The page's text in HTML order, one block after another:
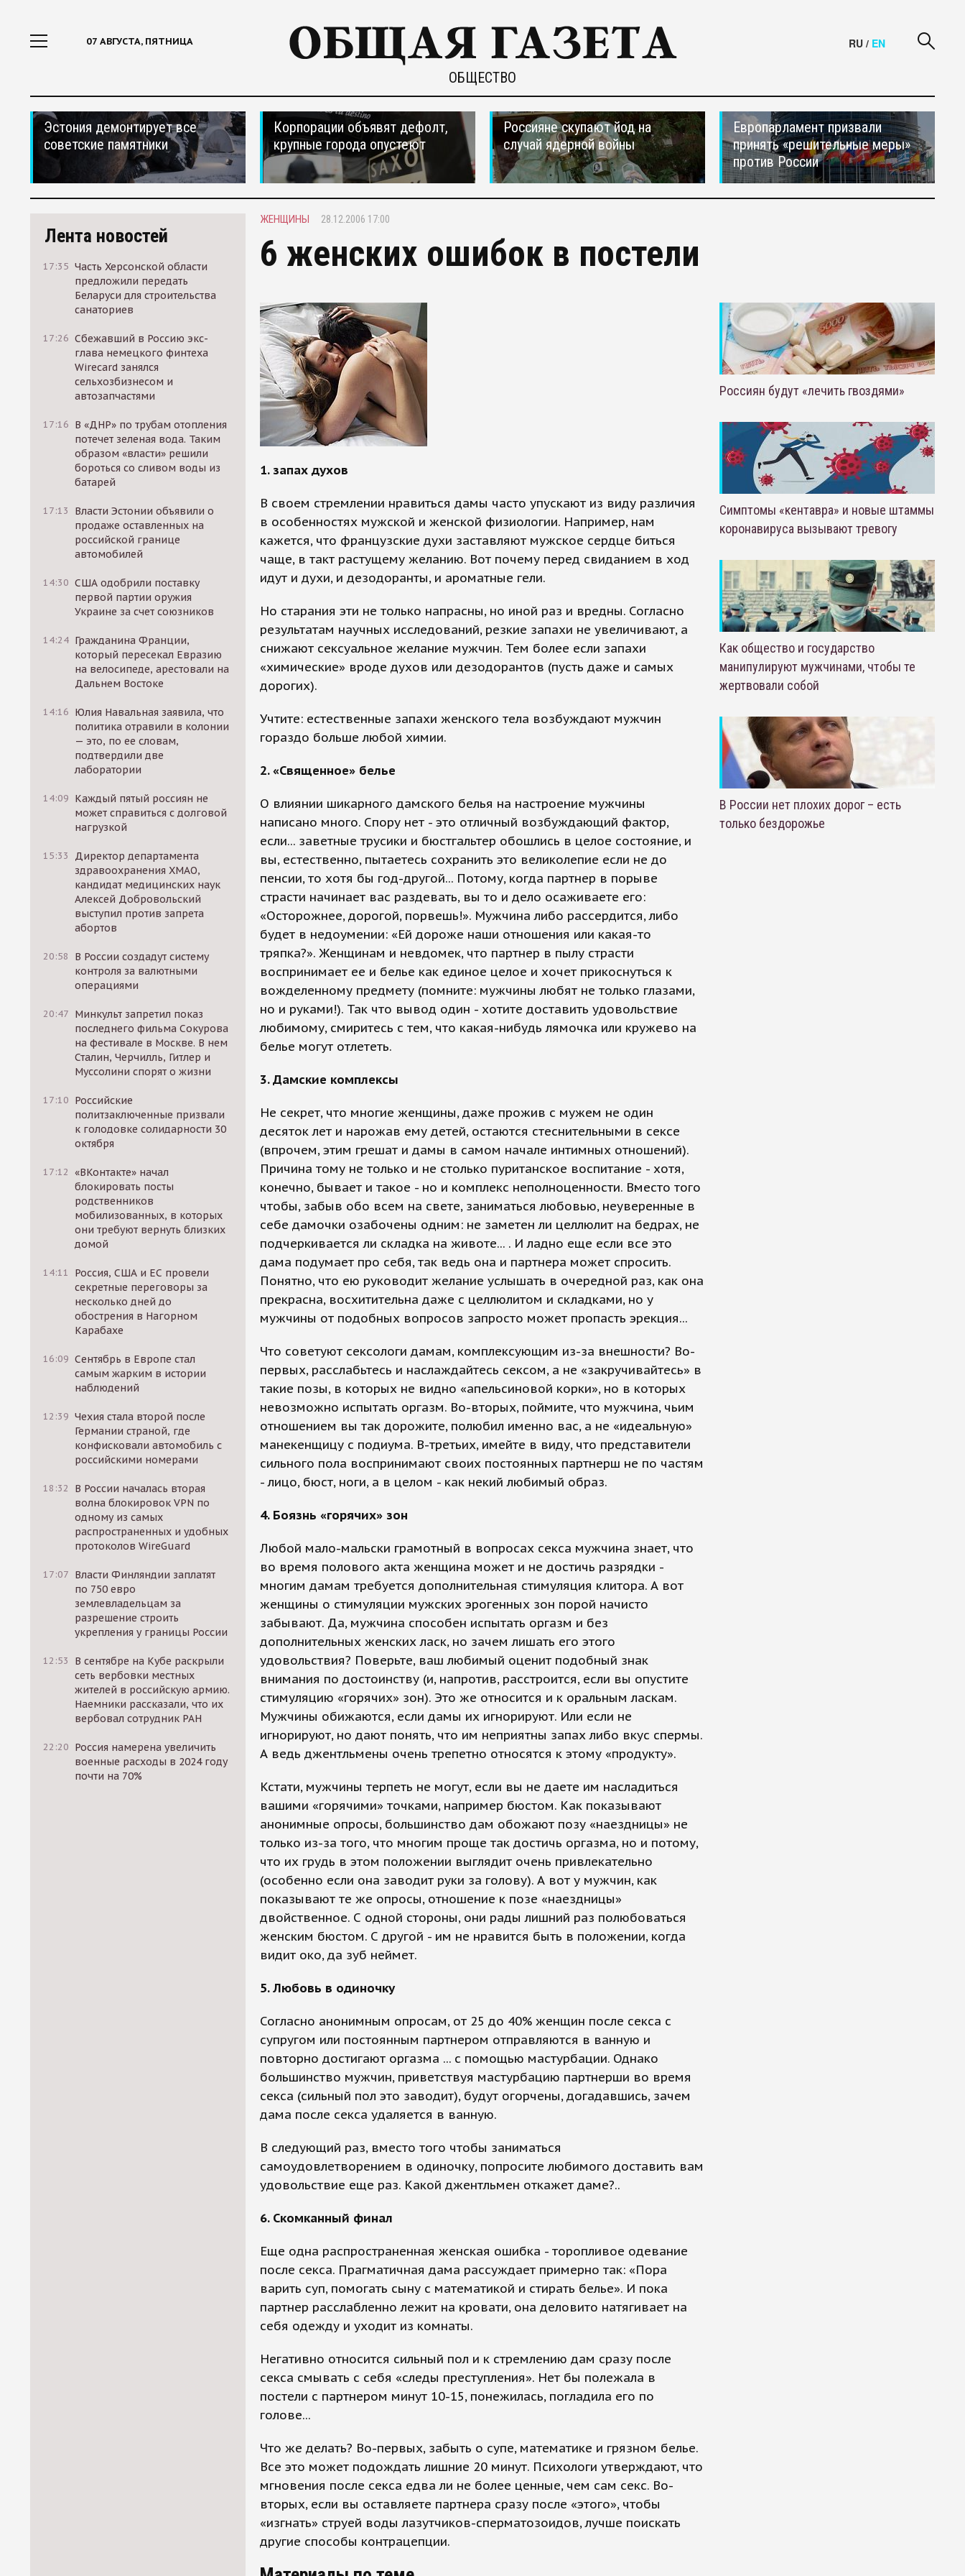
07 АВГУСТА, ПЯТНИЦА
ОБЩЕСТВО
RU / EN
Эстония демонтирует все
советские памятники
Корпорации объявят дефолт,
крупные города опустеют
Россияне скупают йод на
случай ядерной войны
Европарламент призвали
принять «решительные меры»
против России
Лента новостей
17:35 Часть Херсонской области
предложили передать
Беларуси для строительства
санаториев
17:26 Сбежавший в Россию экс-
глава немецкого финтеха
Wirecard занялся
сельхозбизнесом и
автозапчастями
17:16 В «ДНР» по трубам отопления
потечет зеленая вода. Таким
образом «власти» решили
бороться со сливом воды из
батарей
17:13
Власти Эстонии объявили о
продаже оставленных на
российской границе
автомобилей
14:30 США одобрили поставку
первой партии оружия
Украине за счет союзников
14:24 Гражданина Франции,
который пересекал Евразию
на велосипеде, арестовали на
Дальнем Востоке
14:16 Юлия Навальная заявила, что
политика отравили в колонии
— это, по ее словам,
подтвердили две
лаборатории
14:09 Каждый пятый россиян не
может справиться с долговой
нагрузкой
15:33
Директор департамента
здравоохранения ХМАО,
кандидат медицинских наук
Алексей Добровольский
выступил против запрета
абортов
20:58
В России создадут систему
контроля за валютными
операциями
20:47 Минкульт запретил показ
последнего фильма Сокурова
на фестивале в Москве. В нем
Сталин, Черчилль, Гитлер и
Муссолини спорят о жизни
17:10 Российские
политзаключенные призвали
к голодовке солидарности 30
октября
17:12 «ВКонтакте» начал
блокировать посты
родственников
мобилизованных, в которых
они требуют вернуть близких
домой
14:11
Россия, США и ЕС провели
секретные переговоры за
несколько дней до
обострения в Нагорном
Карабахе
16:09 Сентябрь в Европе стал
самым жарким в истории
наблюдений
12:39 Чехия стала второй после
Германии страной, где
конфисковали автомобиль с
российскими номерами
18:32
В России началась вторая
волна блокировок VPN по
одному из самых
распространенных и удобных
протоколов WireGuard
17:07 Власти Финляндии заплатят
по 750 евро
землевладельцам за
разрешение строить
укрепления у границы России
12:53
В сентябре на Кубе раскрыли
сеть вербовки местных
жителей в российскую армию.
Наемники рассказали, что их
вербовал сотрудник РАН
22:20 Россия намерена увеличить
военные расходы в 2024 году
почти на 70%
ЖЕНЩИНЫ 28.12.2006 17:00
6 женских ошибок в постели
1. запах духов
В своем стремлении нравиться дамы часто упускают из виду различия
в особенностях мужской и женской физиологии. Например, нам
кажется, что французские духи заставляют мужское сердце биться
чаще, в такт растущему желанию. Вот почему перед свиданием в ход
идут и духи, и дезодоранты, и ароматные гели.
Но старания эти не только напрасны, но иной раз и вредны. Согласно
результатам научных исследований, резкие запахи не увеличивают, а
снижают сексуальное желание мужчин. Тем более если запахи
«химические» вроде духов или дезодорантов (пусть даже и самых
дорогих).
Учтите: естественные запахи женского тела возбуждают мужчин
гораздо больше любой химии.
2. «Священное» белье
О влиянии шикарного дамского белья на настроение мужчины
написано много. Спору нет - это отличный возбуждающий фактор,
если... заветные трусики и бюстгальтер обошлись в целое состояние, и
вы, естественно, пытаетесь сохранить это великолепие если не до
пенсии, то хотя бы год-другой... Потому, когда партнер в порыве
страсти начинает вас раздевать, вы то и дело осаживаете его:
«Осторожнее, дорогой, порвешь!». Мужчина либо рассердится, либо
будет в недоумении: «Ей дороже наши отношения или какая-то
тряпка?». Женщинам и невдомек, что партнер в пылу страсти
воспринимает ее и белье как единое целое и хочет прикоснуться к
вожделенному предмету (помните: мужчины любят не только глазами,
но и руками!). Так что вывод один - хотите доставить удовольствие
любимому, смиритесь с тем, что какая-нибудь лямочка или кружево на
белье могут отлететь.
3. Дамские комплексы
Не секрет, что многие женщины, даже прожив с мужем не один
десяток лет и нарожав ему детей, остаются стеснительными в сексе
(впрочем, этим грешат и дамы в самом начале интимных отношений).
Причина тому не только и не столько пуританское воспитание - хотя,
конечно, бывает и такое - но и комплекс неполноценности. Вместо того
чтобы, забыв обо всем на свете, заниматься любовью, неуверенные в
себе дамочки озабочены одним: не заметен ли целлюлит на бедрах, не
подчеркивается ли складка на животе... . И ладно еще если все это
дама подумает про себя, так ведь она и партнера может спросить.
Понятно, что ею руководит желание услышать в очередной раз, как она
прекрасна, восхитительна даже с целлюлитом и складками, но у
мужчины от подобных вопросов запросто может пропасть эрекция...
Что советуют сексологи дамам, комплексующим из-за внешности? Во-
первых, расслабьтесь и наслаждайтесь сексом, а не «закручивайтесь» в
такие позы, в которых не видно «апельсиновой корки», но в которых
невозможно испытать оргазм. Во-вторых, поймите, что мужчина, чьим
отношением вы так дорожите, полюбил именно вас, а не «идеальную»
манекенщицу с подиума. В-третьих, имейте в виду, что представители
сильного пола воспринимают своих постоянных партнерш не по частям
- лицо, бюст, ноги, а в целом - как некий любимый образ.
4. Боязнь «горячих» зон
Любой мало-мальски грамотный в вопросах секса мужчина знает, что
во время полового акта женщина может и не достичь разрядки -
многим дамам требуется дополнительная стимуляция клитора. А вот
женщины о стимуляции мужских эрогенных зон порой начисто
забывают. Да, мужчина способен испытать оргазм и без
дополнительных женских ласк, но зачем лишать его этого
удовольствия? Поверьте, ваш любимый оценит подобный знак
внимания по достоинству (и, напротив, расстроится, если вы опустите
стимуляцию «горячих» зон). Это же относится и к оральным ласкам.
Мужчины обижаются, если дамы их игнорируют. Или если не
игнорируют, но дают понять, что им неприятны запах либо вкус спермы.
А ведь джентльмены очень трепетно относятся к этому «продукту».
Кстати, мужчины терпеть не могут, если вы не даете им насладиться
вашими «горячими» точками, например бюстом. Как показывают
анонимные опросы, большинство дам обожают позу «наездницы» не
только из-за того, что многим проще так достичь оргазма, но и потому,
что их грудь в этом положении выглядит очень привлекательно
(особенно если она заводит руки за голову). А вот у мужчин, как
показывают те же опросы, отношение к позе «наездницы»
двойственное. С одной стороны, они рады лишний раз полюбоваться
женским бюстом. С другой - им не нравится быть в положении, когда
видит око, да зуб неймет.
5. Любовь в одиночку
Согласно анонимным опросам, от 25 до 40% женщин после секса с
супругом или постоянным партнером отправляются в ванную и
повторно достигают оргазма ... с помощью мастурбации. Однако
большинство мужчин, приветствуя мастурбацию партнерши во время
секса (сильный пол это заводит), будут огорчены, догадавшись, зачем
дама после секса удаляется в ванную.
В следующий раз, вместо того чтобы заниматься
самоудовлетворением в одиночку, попросите любимого доставить вам
удовольствие еще раз. Какой джентльмен откажет даме?..
6. Скомканный финал
Еще одна распространенная женская ошибка - торопливое одевание
после секса. Прагматичная дама рассуждает примерно так: «Пора
варить суп, помогать сыну с математикой и стирать белье». И пока
партнер расслабленно лежит на кровати, она деловито натягивает на
себя одежду и уходит из комнаты.
Негативно относится сильный пол и к стремлению дам сразу после
секса смывать с себя «следы преступления». Нет бы полежала в
постели с партнером минут 10-15, понежилась, погладила его по
голове...
Что же делать? Во-первых, забыть о супе, математике и грязном белье.
Все это может подождать лишние 20 минут. Психологи утверждают, что
мгновения после секса едва ли не более ценные, чем сам секс. Во-
вторых, если вы оставляете партнера сразу после «этого», чтобы
«изгнать» струей воды лазутчиков-сперматозоидов, лучше поискать
другие способы контрацепции.
Россиян будут «лечить гвоздями»
Симптомы «кентавра» и новые штаммы
коронавируса вызывают тревогу
Как общество и государство
манипулируют мужчинами, чтобы те
жертвовали собой
В России нет плохих дорог – есть
только бездорожье